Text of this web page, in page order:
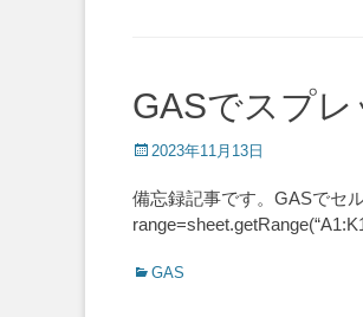
GASでスプ
Posted
2023年11月13日
備忘録記事です。GASでセ
Categories
GAS